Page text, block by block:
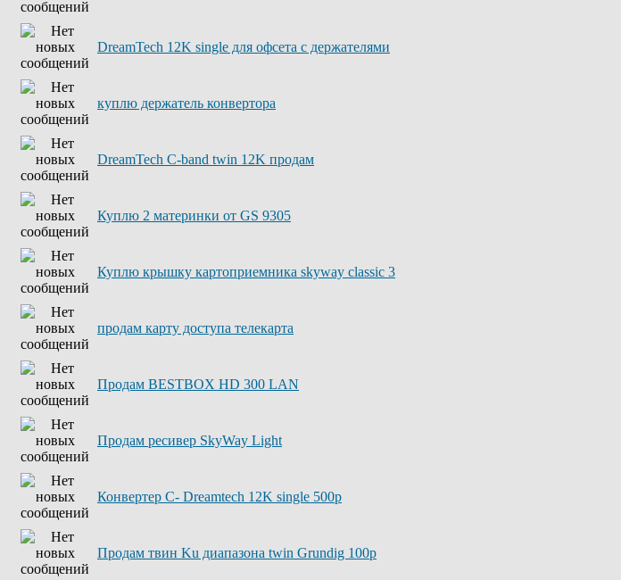
DreamTech 12K single для офсета с держателями
куплю держатель конвертора
DreamTech C-band twin 12K продам
Куплю 2 материнки от GS 9305
Куплю крышку картоприемника skyway classic 3
продам карту доступа телекарта
Продам BESTBOX HD 300 LAN
Продам ресивер SkyWay Light
Конвертер С- Dreamtech 12K single 500р
Продам твин Ku диапазона twin Grundig 100р